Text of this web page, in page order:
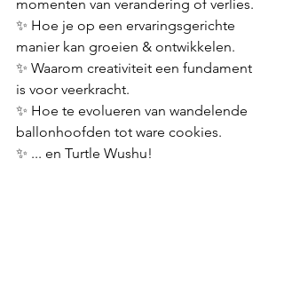
momenten van verandering of verlies.
✨ Hoe je op een ervaringsgerichte
manier kan groeien & ontwikkelen.
✨ Waarom creativiteit een fundament
is voor veerkracht.
✨ Hoe te evolueren van wandelende
ballonhoofden tot ware cookies.
✨ ... en Turtle Wushu!